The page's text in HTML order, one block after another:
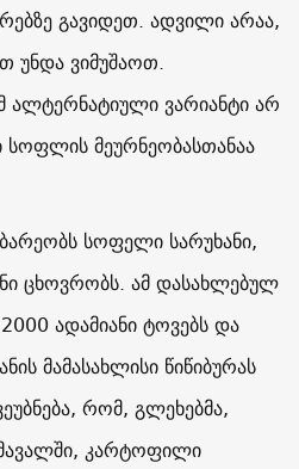
გავიდეთ. ადვილი არაა,
უნდა ვიმუშაოთ.
ვარიანტი არ
სოფლის მეურნეობასთანაა
სოფელი სარუხანი,
ცხოვრობს. ამ დასახლებულ
ადამიანი ტოვებს და
მამასახლისი წიწიბურას
რომ, გლეხებმა,
კარტოფილი